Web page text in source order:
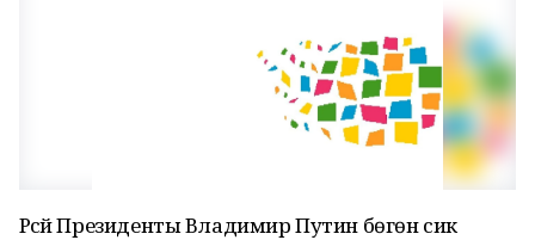
Рәсәй Президенты Владимир Путин бөгөн сик